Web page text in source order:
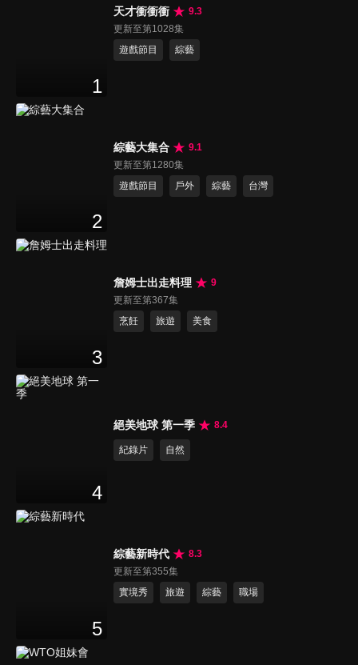
1
天才衝衝衝
9.3
更新至第1028集
遊戲節目
綜藝
2
綜藝大集合
9.1
更新至第1280集
遊戲節目
戶外 綜藝 台灣
3
詹姆士出走料理
9
更新至第367集
烹飪
旅遊 美食
4
絕美地球 第一季 8.4
紀錄片 自然
5
綜藝新時代
8.3
更新至第355集
實境秀
旅遊 綜藝 職場